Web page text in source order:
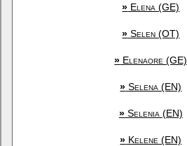
» Elena (GE)
» Selen (OT)
» Elenaore (GE)
» Selena (EN)
»Selenia (EN)
» Kelene (EN)